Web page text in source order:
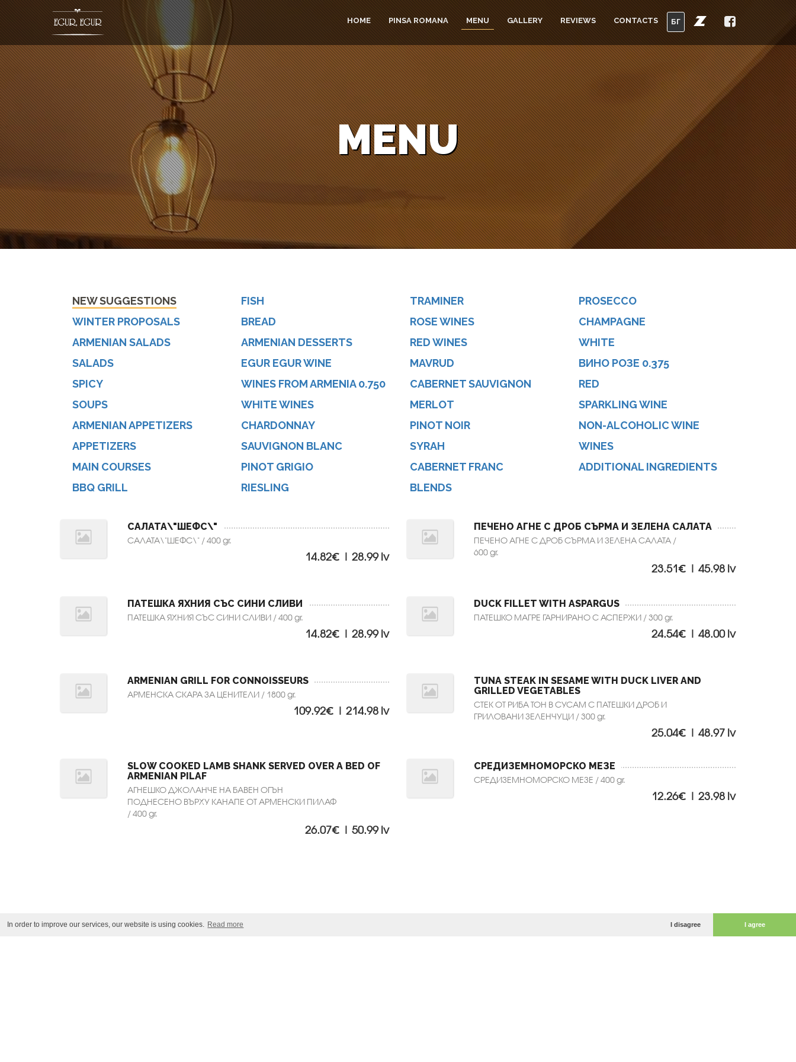
In order to improve our services, our website is using cookies. Read more I disagree I agree
HOME PINSА ROMANA MENU GALLERY REVIEWS CONTACTS БГ
MENU
NEW SUGGESTIONS
WINTER PROPOSALS
ARMENIAN SALADS
SALADS
SPICY
SOUPS
ARMENIAN APPETIZERS
APPETIZERS
MAIN COURSES
BBQ GRILL
FISH
BREAD
ARMENIAN DESSERTS
EGUR EGUR WINE
WINES FROM ARMENIA 0.750
WHITE WINES
CHARDONNAY
SAUVIGNON BLANC
PINOT GRIGIO
RIESLING
TRAMINER
ROSE WINES
RED WINES
MAVRUD
CABERNET SAUVIGNON
MERLOT
PINOT NOIR
SYRAH
CABERNET FRANC
BLENDS
PROSECCO
CHAMPAGNE
WHITE
ВИНО РОЗЕ 0.375
RED
SPARKLING WINE
NON-ALCOHOLIC WINE
WINES
ADDITIONAL INGREDIENTS
САЛАТА\"ШЕФС\"
САЛАТА\"ШЕФС\" / 400 gr.
14.82€ | 28.99 lv
ПЕЧЕНО АГНЕ С ДРОБ СЪРМА И ЗЕЛЕНА САЛАТА
ПЕЧЕНО АГНЕ С ДРОБ СЪРМА И ЗЕЛЕНА САЛАТА /
600 gr.
23.51€ | 45.98 lv
ПАТЕШКА ЯХНИЯ СЪС СИНИ СЛИВИ
ПАТЕШКА ЯХНИЯ СЪС СИНИ СЛИВИ / 400 gr.
14.82€ | 28.99 lv
DUCK FILLET WITH ASPARGUS
ПАТЕШКО МАГРЕ ГАРНИРАНО С АСПЕРЖИ / 300 gr.
24.54€ | 48.00 lv
ARMENIAN GRILL FOR CONNOISSEURS
АРМЕНСКА СКАРА ЗА ЦЕНИТЕЛИ / 1800 gr.
109.92€ | 214.98 lv
TUNA STEAK IN SESAME WITH DUCK LIVER AND
GRILLED VEGETABLES
СТЕК ОТ РИБА ТОН В СУСАМ С ПАТЕШКИ ДРОБ И
ГРИЛОВАНИ ЗЕЛЕНЧУЦИ / 300 gr.
25.04€ | 48.97 lv
SLOW COOKED LAMB SHANK SERVED OVER A BED OF
ARMENIAN PILAF
АГНЕШКО ДЖОЛАНЧЕ НА БАВЕН ОГЪН
ПОДНЕСЕНО ВЪРХУ КАНАПЕ ОТ АРМЕНСКИ ПИЛАФ
/ 400 gr.
26.07€ | 50.99 lv
СРЕДИЗЕМНОМОРСКО МЕЗЕ
СРЕДИЗЕМНОМОРСКО МЕЗЕ / 400 gr.
12.26€ | 23.98 lv